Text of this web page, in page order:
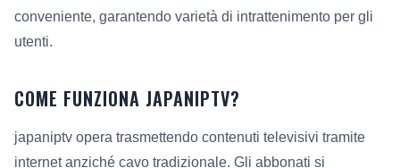
conveniente, garantendo varietà di intrattenimento per gli
utenti.
COME FUNZIONA JAPANIPTV?
japaniptv opera trasmettendo contenuti televisivi tramite
internet anziché cavo tradizionale. Gli abbonati si